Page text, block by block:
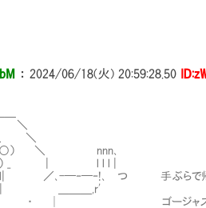
： 2024/06/18(火) 20:59:28.50
○） ＼ nnn､
） _ | l l l |
／､-─‐─‐!､ つ 手ぶらで帰
| ＿＿＿,r'
ジャスPに殺され